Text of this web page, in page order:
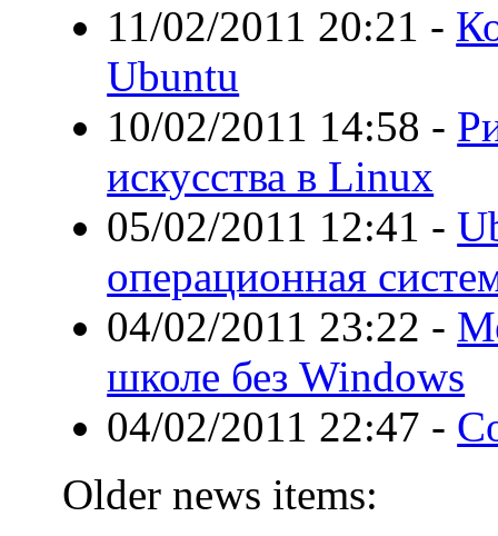
11/02/2011 20:21 -
Ubuntu
10/02/2011 14:58 -
искусства в Linux
05/02/2011 12:41 -
операционная
04/02/2011 23:22 -
школе без Windows
04/02/2011 22:47 -
Older news items: